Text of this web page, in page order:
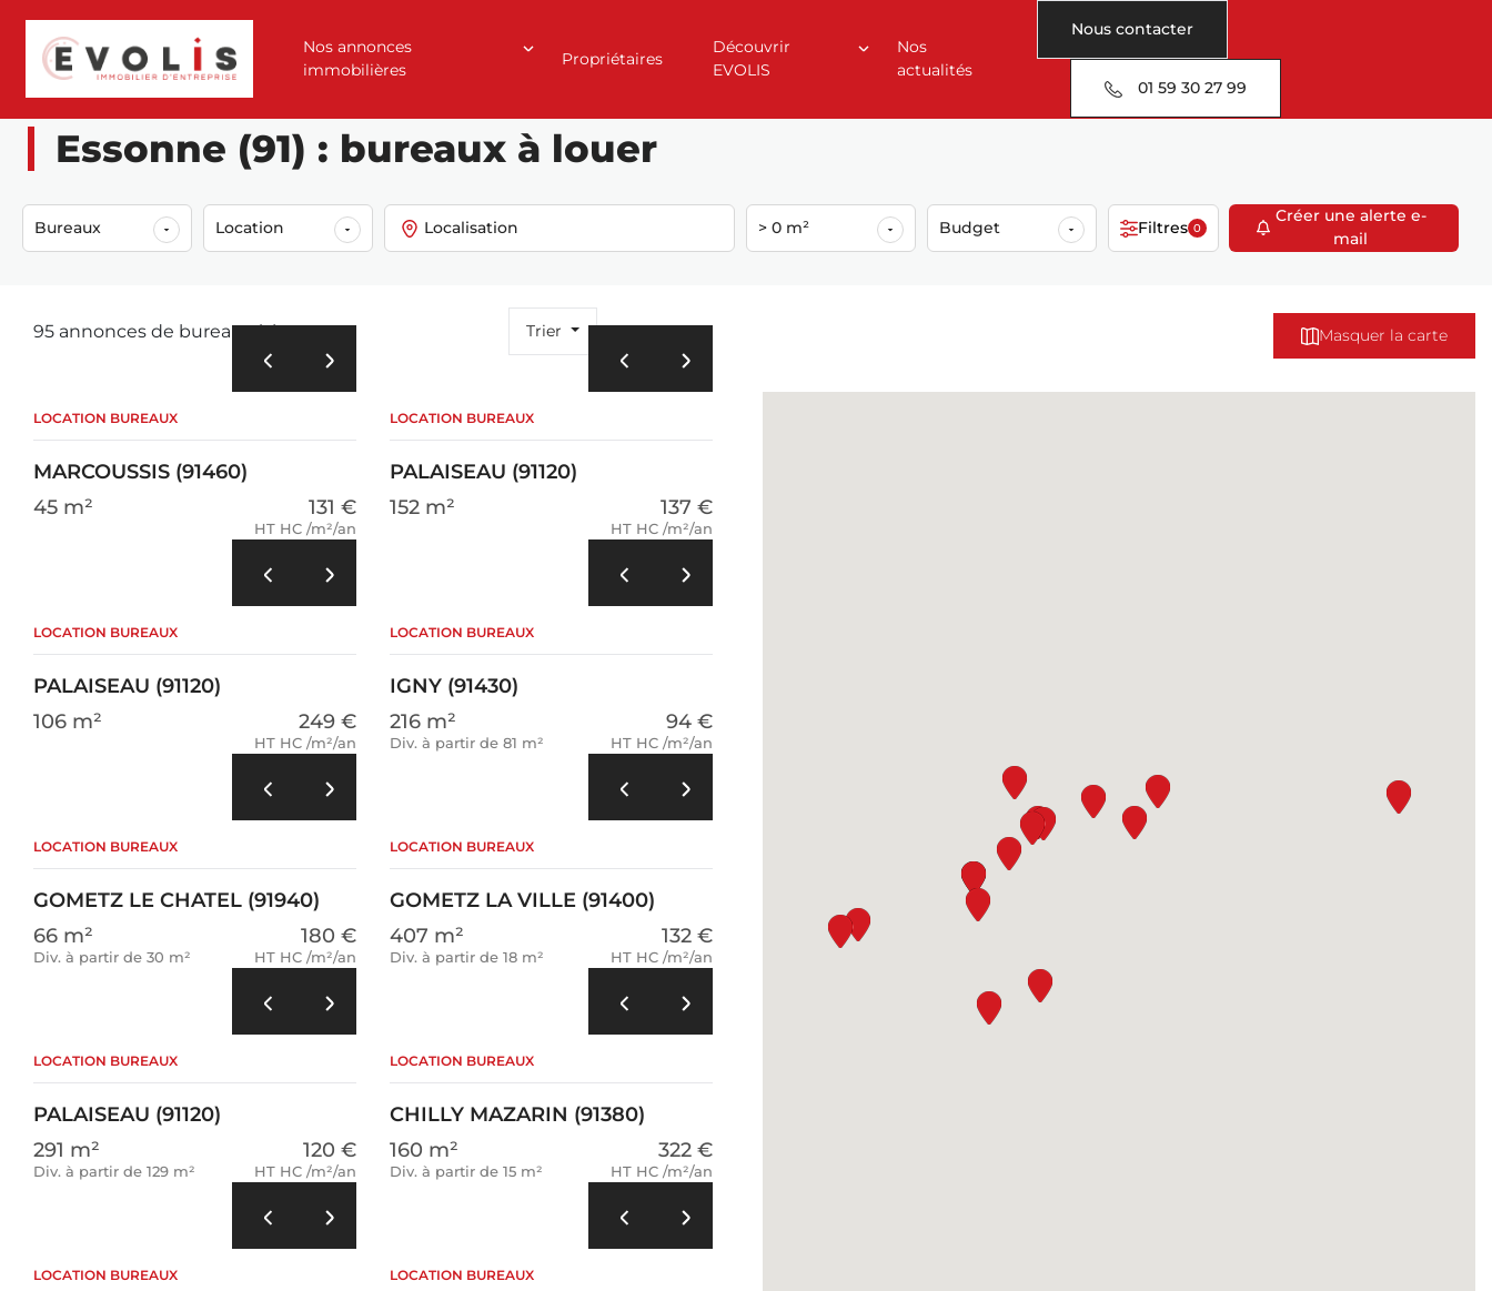
Nos annonces
immobilières
Propriétaires
Découvrir
EVOLIS
Nos
actualités
Nous contacter
01 59 30 27 99
Essonne (91) : bureaux à louer
Bureaux Location Localisation > 0 m² Budget Filtres 0
Créer une alerte e-
mail
95 annonces de bureaux à louer Trier Masquer la carte
LOCATION BUREAUX
MARCOUSSIS (91460)
45 m²
131 €
HT HC /m²/an
LOCATION BUREAUX
PALAISEAU (91120)
152 m²
137 €
HT HC /m²/an
LOCATION BUREAUX
PALAISEAU (91120)
106 m²
249 €
HT HC /m²/an
LOCATION BUREAUX
IGNY (91430)
216 m²
Div. à partir de 81 m²
94 €
HT HC /m²/an
LOCATION BUREAUX
GOMETZ LE CHATEL (91940)
66 m²
Div. à partir de 30 m²
180 €
HT HC /m²/an
LOCATION BUREAUX
GOMETZ LA VILLE (91400)
407 m²
Div. à partir de 18 m²
132 €
HT HC /m²/an
LOCATION BUREAUX
PALAISEAU (91120)
291 m²
Div. à partir de 129 m²
120 €
HT HC /m²/an
LOCATION BUREAUX
CHILLY MAZARIN (91380)
160 m²
Div. à partir de 15 m²
322 €
HT HC /m²/an
LOCATION BUREAUX LOCATION BUREAUX